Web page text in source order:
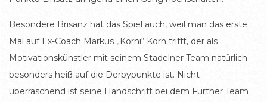
Besondere Brisanz hat das Spiel auch, weil man das erste
Mal auf Ex-Coach Markus „Korni“ Korn trifft, der als
Motivationskünstler mit seinem Stadelner Team natürlich
besonders heiß auf die Derbypunkte ist. Nicht
überraschend ist seine Handschrift bei dem Fürther Team